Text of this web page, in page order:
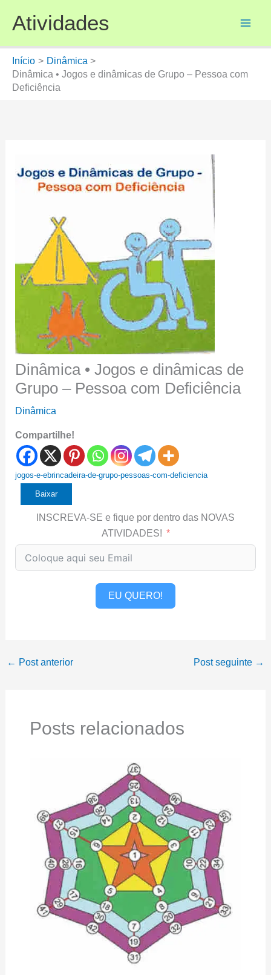
para
conteúdo
Atividades
Início
Dinâmica
Dinâmica • Jogos e dinâmicas de Grupo – Pessoa com
Deficiência
Dinâmica • Jogos e dinâmicas de
Grupo – Pessoa com Deficiência
Dinâmica
Compartilhe!
jogos-e-ebrincadeira-de-grupo-pessoas-com-deficiencia
Baixar
INSCREVA-SE e fique por dentro das NOVAS
ATIVIDADES!
EU QUERO!
← Post anterior Post seguinte →
Posts relacionados